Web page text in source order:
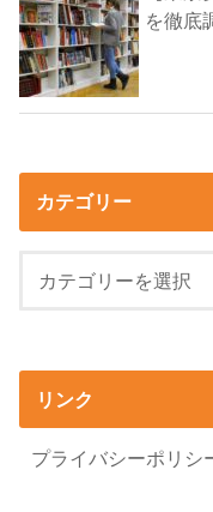
を徹底
カテゴリー
リンク
プライバシーポリシ